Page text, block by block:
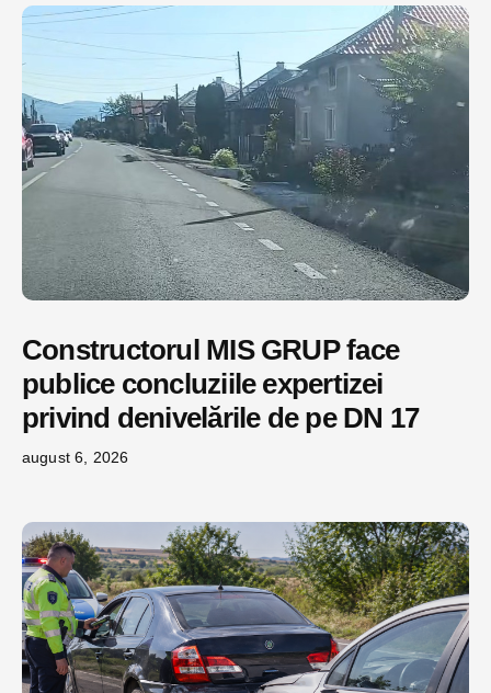
Constructorul MIS GRUP face
publice concluziile expertizei
privind denivelările de pe DN 17
august 6, 2026